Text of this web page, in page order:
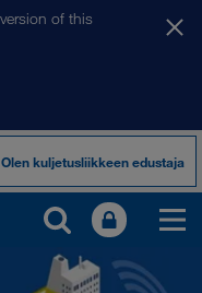
of this
Olen kuljetusliikkeen edustaja